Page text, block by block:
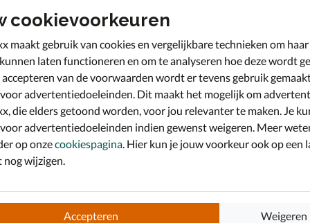
cookievoorkeuren
maakt gebruik van cookies en vergelijkbare technieken om
laten functioneren en om te analyseren hoe deze wordt
van de voorwaarden wordt er tevens gebruik
advertentiedoeleinden. Dit maakt het mogelijk om
die elders getoond worden, voor jou relevanter te maken. Je
advertentiedoeleinden indien gewenst weigeren. Meer
op onzecookiespagina . Hier kun je jouw voorkeur ook op een
wijzigen.
Accepteren Weigeren